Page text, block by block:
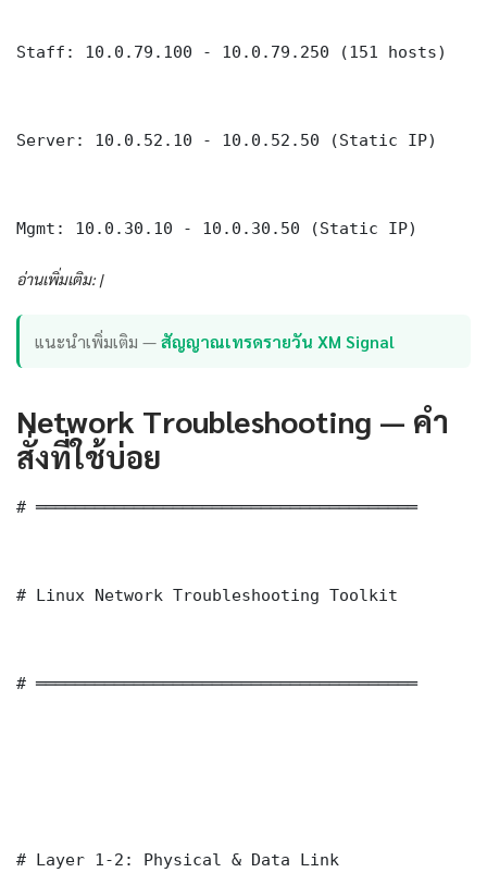
Staff: 10.0.79.100 - 10.0.79.250 (151 hosts)
Server: 10.0.52.10 - 10.0.52.50 (Static IP)
Mgmt: 10.0.30.10 - 10.0.30.50 (Static IP)
อ่านเพิ่มเติม: |
แนะนำเพิ่มเติม —สัญญาณเทรดรายวัน XM Signal
Network Troubleshooting — คำ
สั่งที่ใช้บ่อย
# ═══════════════════════════════════════
# Linux Network Troubleshooting Toolkit
# ═══════════════════════════════════════
# Layer 1-2: Physical & Data Link